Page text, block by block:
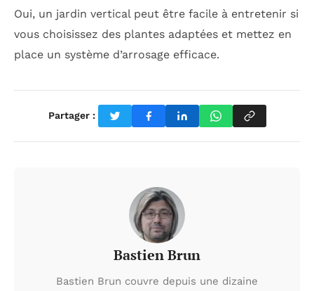
Oui, un jardin vertical peut être facile à entretenir si
vous choisissez des plantes adaptées et mettez en
place un système d’arrosage efficace.
Partager :
Bastien Brun
Bastien Brun couvre depuis une dizaine